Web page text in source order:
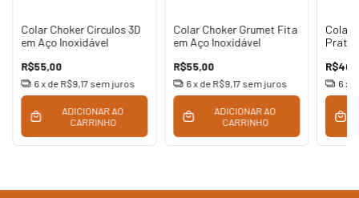
Colar Choker Círculos 3D
em Aço Inoxidável
R$55,00
6x de R$9,17 sem juros
ADICIONAR AO
CARRINHO
Colar Choker Grumet Fita
em Aço Inoxidável
R$55,00
6x de R$9,17 sem juros
ADICIONAR AO
CARRINHO
Colar
Prata
6 x